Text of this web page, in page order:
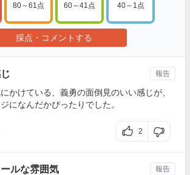
80～61点 60～41点 40～1点
採点・コメントする
かけている、義勇の面倒見のいい感じが、
になんだかぴったりでした。
2
報告
ルな雰囲気 報告